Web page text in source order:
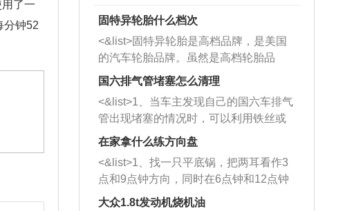
了一
分钟52
固特异轮胎什么档次
<&list>固特异轮胎是高档品牌，是美国
的汽车轮胎品牌。虽然是高档轮胎品
牌，但是中高低端的轮胎都有生产，这
也是为了更好的开拓市场。
国六排气管堵塞怎么清理
<&list>1、当车主发现自己的国六车排气
管出现堵塞的情况时，可以利用铁丝或
者是细棍，直接将杂物给取出来，如果
堵塞情况比较严重，也可以采取应急措
施。 <&list>2、直接利用木棍将所有的
杂物推到排气管里面的位置处，然后将
三元催化器拆解开，就可以将堵塞的东
在家拿什么练方向盘
<&list>1、找一只平底锅，把两耳看作3
点和9点钟方向，同时在6点钟和12点钟
方向做一个标记。 <&list>2、双手握住
大众1.8t发动机烧机油